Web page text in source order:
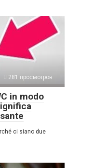
281 просмотров
in modo
ci siano due